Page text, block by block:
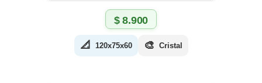
$8.900
📐 120x75x60 🎨 Cristal